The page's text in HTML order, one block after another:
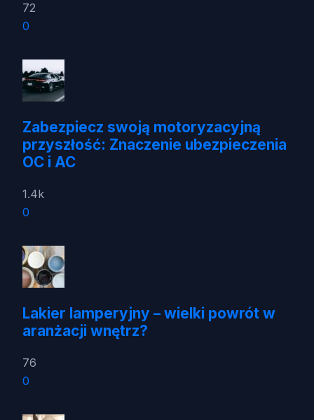
72
0
Zabezpiecz swoją motoryzacyjną
przyszłość: Znaczenie ubezpieczenia
OC i AC
1.4k
0
Lakier lamperyjny – wielki powrót w
aranżacji wnętrz?
76
0